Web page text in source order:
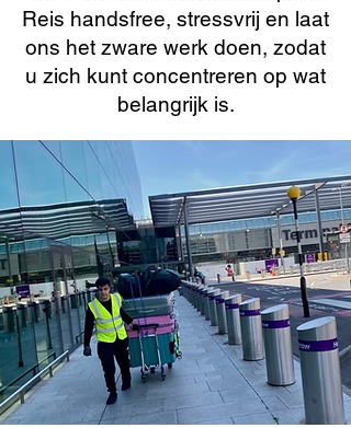
Reis handsfree, stressvrij en laat
ons het zware werk doen, zodat
u zich kunt concentreren op wat
belangrijk is.